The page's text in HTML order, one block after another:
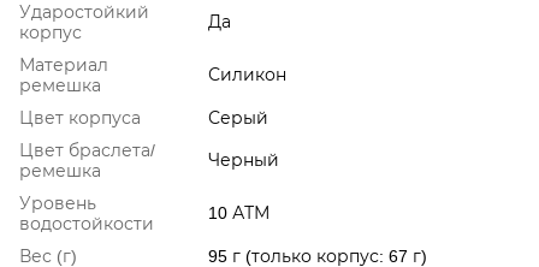
Ударостойкий
корпус
Да
Материал
ремешка
Силикон
Цвет корпуса
Серый
Цвет браслета/
ремешка
Черный
Уровень
водостойкости
10 АТМ
Вес (г)
95 г (только корпус: 67 г)